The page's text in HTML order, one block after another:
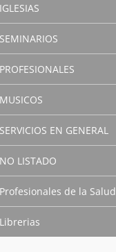
IGLESIAS
SEMINARIOS
PROFESIONALES
MUSICOS
SERVICIOS EN GENERAL
NO LISTADO
Profesionales de la Salud
Librerias